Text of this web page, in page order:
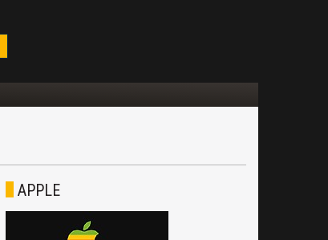
APPLE